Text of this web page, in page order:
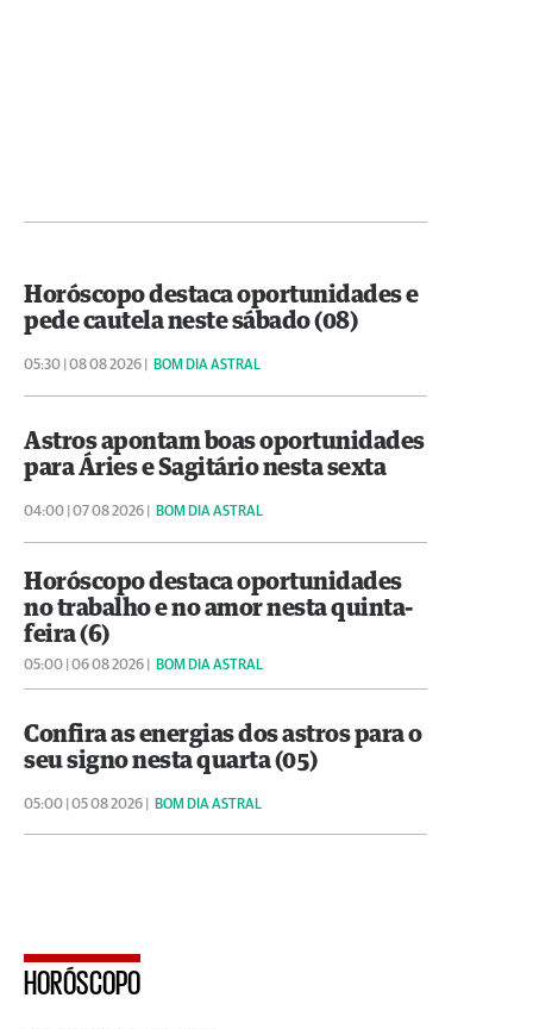
Horóscopo destaca oportunidades e
pede cautela neste sábado (08)
05:30 | 08 08 2026 | BOM DIA ASTRAL
Astros apontam boas oportunidades
para Áries e Sagitário nesta sexta
04:00 | 07 08 2026 | BOM DIA ASTRAL
Horóscopo destaca oportunidades
no trabalho e no amor nesta quinta-
feira (6)
05:00 | 06 08 2026 | BOM DIA ASTRAL
Confira as energias dos astros para o
seu signo nesta quarta (05)
05:00 | 05 08 2026 | BOM DIA ASTRAL
HORÓSCOPO